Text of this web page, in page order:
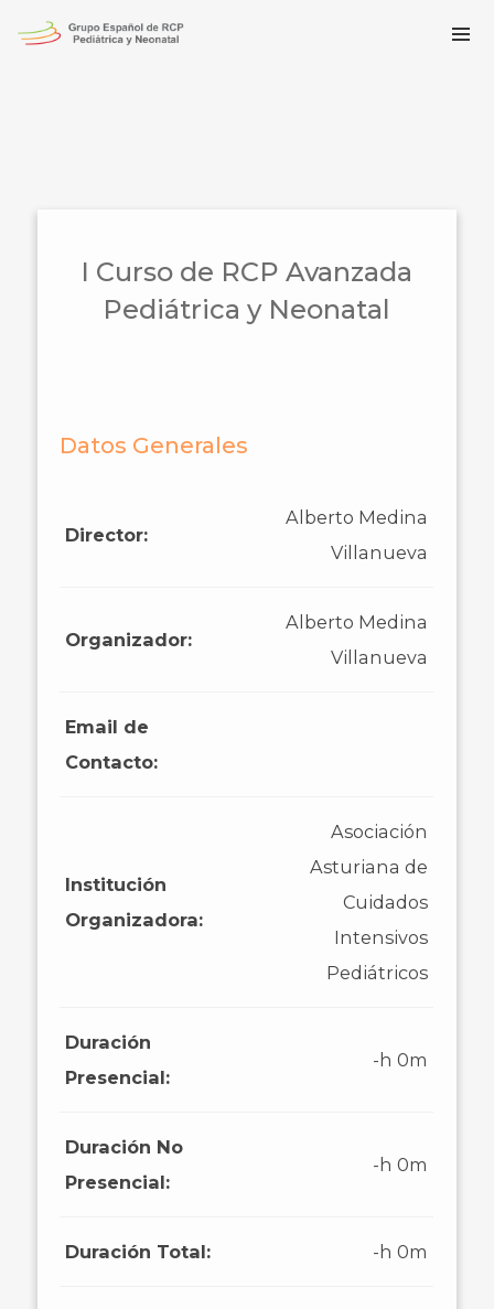
I Curso de RCP Avanzada
Pediátrica y Neonatal
Datos Generales
Director:
Alberto Medina
Villanueva
Organizador:
Alberto Medina
Villanueva
Email de
Contacto:
Institución
Organizadora:
Asociación
Asturiana de
Cuidados
Intensivos
Pediátricos
Duración
Presencial:
-h 0m
Duración No
Presencial:
-h 0m
Duración Total: -h 0m